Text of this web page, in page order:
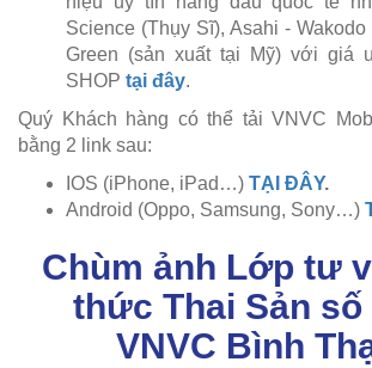
Science (Thụy Sĩ), Asahi -
Green (sản xuất tại Mỹ) với giá
SHOP tại đây.
Quý Khách hàng có thể tải VNVC
bằng 2 link sau:
IOS (iPhone, iPad…) TẠI ĐÂY.
Android (Oppo, Samsung, Sony…)
Chùm ảnh Lớp tư
thức Thai Sản số
VNVC Bình